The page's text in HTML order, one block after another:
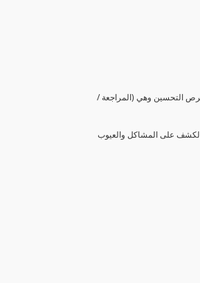
التحسين وهي (المراجعة /
الكشف على المشاكل والعيوب